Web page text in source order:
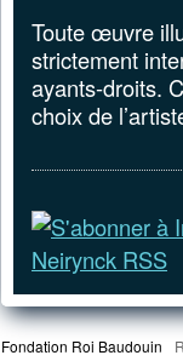
Toute œuvre
strictement
ayants-droits.
choix de
Fondation Roi Baudouin